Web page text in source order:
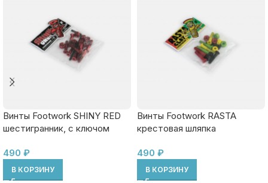
Винты Footwork SHINY RED
шестигранник, с ключом
490 ₽
В КОРЗИНУ
Винты Footwork RASTA
крестовая шляпка
490 ₽
В КОРЗИНУ